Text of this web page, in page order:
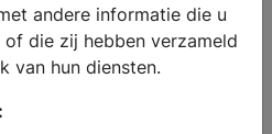
andere informatie die u
die zij hebben verzameld
van hun diensten.